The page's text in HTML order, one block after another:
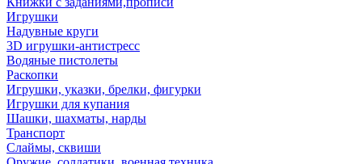
Игрушки
Надувные круги
3D игрушки-антистресс
Водяные пистолеты
Раскопки
Игрушки, указки, брелки, фигурки
Игрушки для купания
Шашки, шахматы, нарды
Транспорт
Слаймы, сквиши